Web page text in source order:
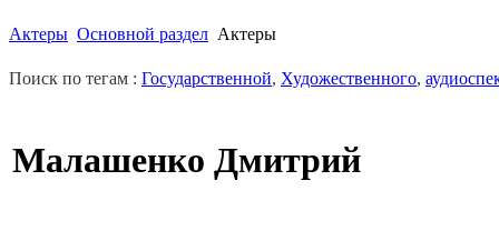
Актеры Основной раздел Актеры
Поиск по тегам : Государственной, Художественного,
Малашенко Дмитрий